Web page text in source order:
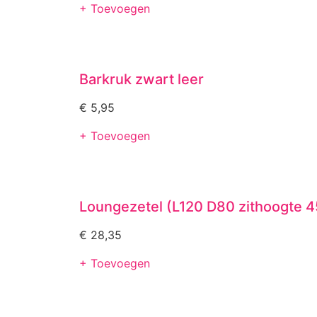
+ Toevoegen
Barkruk zwart leer
€ 5,95
+ Toevoegen
Loungezetel (L120 D80 zithoogte
€ 28,35
+ Toevoegen